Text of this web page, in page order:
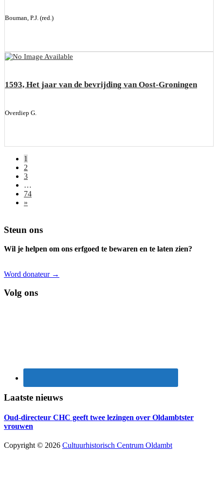
Bouman, P.J. (red.)
1593, Het jaar van de bevrijding van Oost-Groningen
Overdiep G.
1
2
3
…
74
»
Footer
Steun ons
Wil je helpen om ons erfgoed te bewaren en te laten zien?
Word donateur →
Volg ons
Laatste nieuws
Oud-directeur CHC geeft twee lezingen over Oldambtster
vrouwen
Copyright © 2026 Cultuurhistorisch Centrum Oldambt